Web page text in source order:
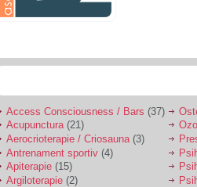
De 4 ani am o relatie
serioasa cu un barbat
sa se manifeste o
Ma aflu aici pentru ca
vreau sa stiu daca am
nevoie de un psiholog
sau psihiatru.
Access Consciousness / Bars (37)
Acupunctura(21)
Aerocrioterapie / Criosauna (3)
Antrenament sportiv (4)
Apiterapie (15)
Argiloterapie (2)